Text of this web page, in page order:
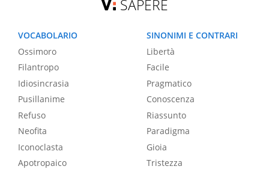
SAPERE
VOCABOLARIO
Ossimoro
Filantropo
Idiosincrasia
Pusillanime
Refuso
Neofita
Iconoclasta
Apotropaico
SINONIMI E CONTRARI
Libertà
Facile
Pragmatico
Conoscenza
Riassunto
Paradigma
Gioia
Tristezza